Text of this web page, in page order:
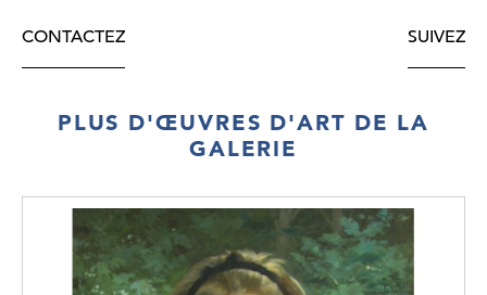
CONTACTEZ SUIVEZ
PLUS D'ŒUVRES D'ART DE LA
GALERIE